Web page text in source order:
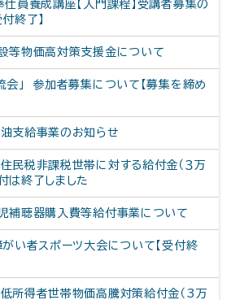
員養成講座【入門課程】受講者募集の
終了】
等物価高対策支援金について
会」 参加者募集について【募集を締め
支給事業のお知らせ
民税非課税世帯に対する給付金（３万
は終了しました
補聴器購入費等給付事業について
い者スポーツ大会について【受付終
所得者世帯物価高騰対策給付金（3万